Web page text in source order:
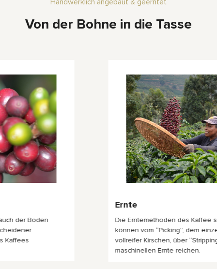
Handwerklich angebaut & geerntet
Von der Bohne in die Tasse
Die Erntemethoden des Kaffee sind vielfältig und
können vom “Picking”, dem einzelnen pflücken
vollreifer Kirschen, über “Stripping” bis hin zur